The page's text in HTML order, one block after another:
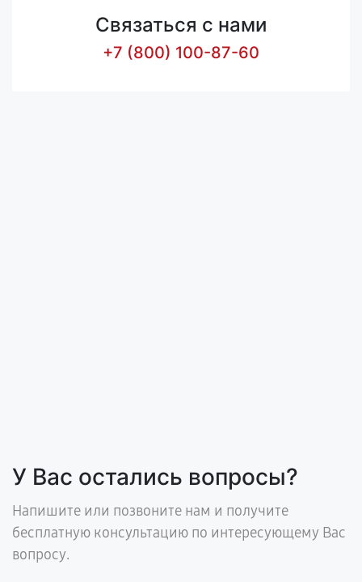
Связаться с нами
+7 (800) 100-87-60
У Вас остались вопросы?
Напишите или позвоните нам и получите
бесплатную консультацию по интересующему Вас
вопросу.